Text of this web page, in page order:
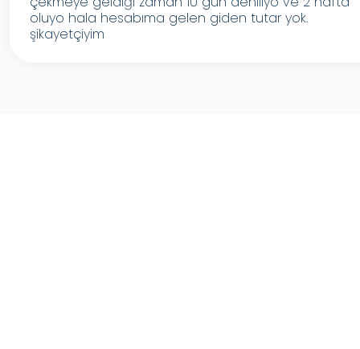
oluyo hala hesabıma gelen giden tutar yok.
şikayetçiyim